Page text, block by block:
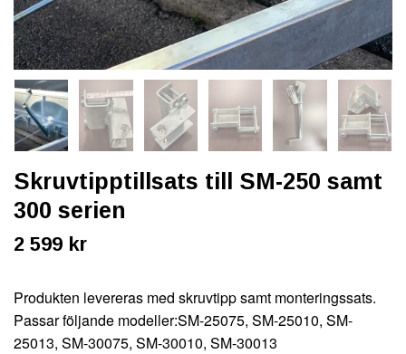
Skruvtipptillsats till SM-250 samt
300 serien
2 599 kr
Produkten levereras med skruvtipp samt monteringssats.
Passar följande modeller:SM-25075, SM-25010, SM-
25013, SM-30075, SM-30010, SM-30013